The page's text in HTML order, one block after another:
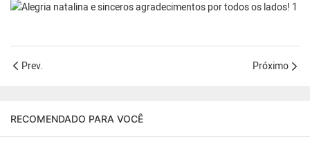
Prev. Próximo
RECOMENDADO PARA VOCÊ